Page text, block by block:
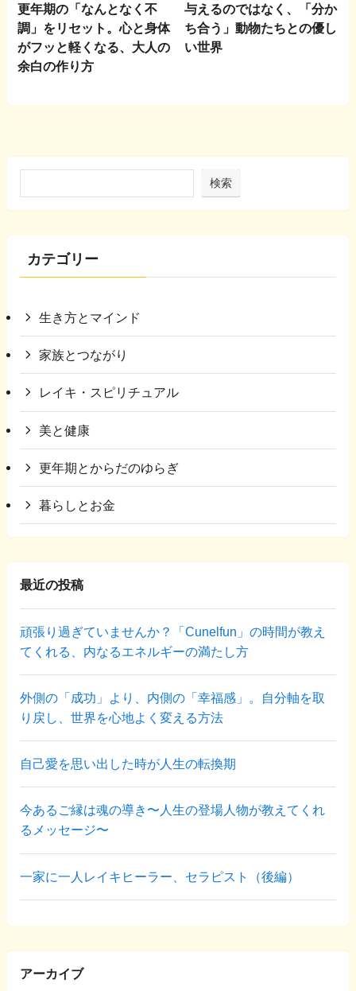
更年期の「なんとなく不
調」をリセット。心と身体
がフッと軽くなる、大人の
余白の作り方
与えるのではなく、「分か
ち合う」動物たちとの優し
い世界
検索
カテゴリー
生き方とマインド
家族とつながり
レイキ・スピリチュアル
美と健康
更年期とからだのゆらぎ
暮らしとお金
最近の投稿
頑張り過ぎていませんか？「Cunelfun」の時間が教え
てくれる、内なるエネルギーの満たし方
外側の「成功」より、内側の「幸福感」。自分軸を取
り戻し、世界を心地よく変える方法
自己愛を思い出した時が人生の転換期
今あるご縁は魂の導き〜人生の登場人物が教えてくれ
るメッセージ〜
一家に一人レイキヒーラー、セラピスト（後編）
アーカイブ